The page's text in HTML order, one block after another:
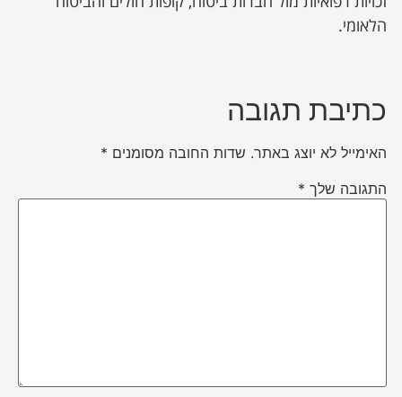
הלאומי.
כתיבת תגובה
האימייל לא יוצג באתר. שדות החובה מסומנים *
התגובה שלך *